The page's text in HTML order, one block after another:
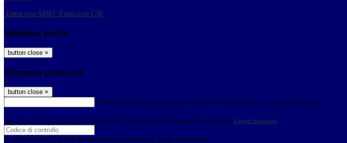
-
Entra con SPID Entra con CIE
Seleziona utente
button close ×
Recupero password
button close ×
E-mail Verrà inviato un messaggio all'indirizzo indicato con le istruzioni necessarie.
Non hai una e-mail associata al nome utente? Effettua il reset della password tramite la Login Spaggiari
E-mail inviata, si prega di controllare la casella di posta elettronica!